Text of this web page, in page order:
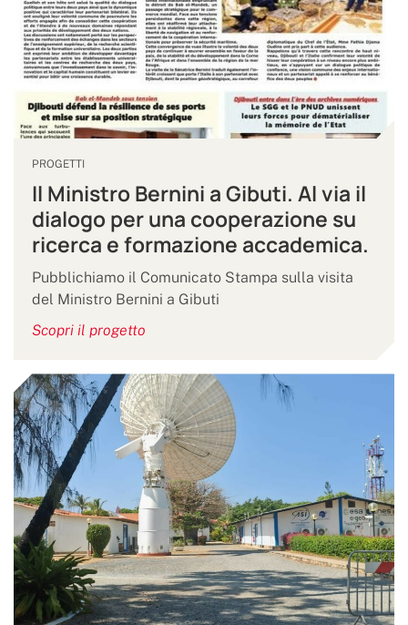
PROGETTI
Il Ministro Bernini a Gibuti. Al via il
dialogo per una cooperazione su
ricerca e formazione accademica.
Pubblichiamo il Comunicato Stampa sulla visita
del Ministro Bernini a Gibuti
Scopri il progetto